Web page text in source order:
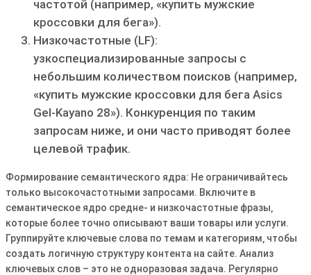
частотой (например‚ «купить мужские
кроссовки для бега»)․
Низкочастотные (LF):
узкоспециализированные запросы с
небольшим количеством поисков (например‚
«купить мужские кроссовки для бега Asics
Gel-Kayano 28»)․ Конкуренция по таким
запросам ниже‚ и они часто приводят более
целевой трафик․
Формирование семантического ядра: Не ограничивайтесь
только высокочастотными запросами․ Включите в
семантическое ядро средне- и низкочастотные фразы‚
которые более точно описывают ваши товары или услуги․
Группируйте ключевые слова по темам и категориям‚ чтобы
создать логичную структуру контента на сайте․ Анализ
ключевых слов – это не одноразовая задача․ Регулярно